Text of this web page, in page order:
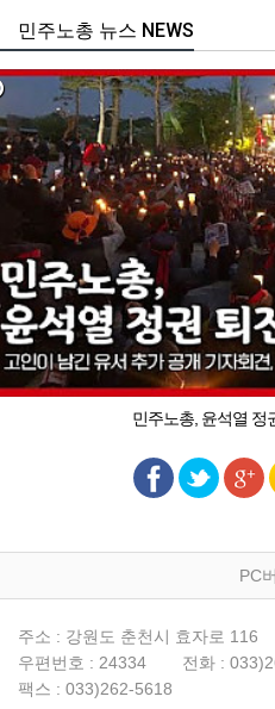
주노총 뉴스 NEWS
민주노총, 윤석열 정
PC
주소 : 강원도 춘천시 효자로 116
우편번호 : 24334
전화 :
팩스 : 033)262-5618